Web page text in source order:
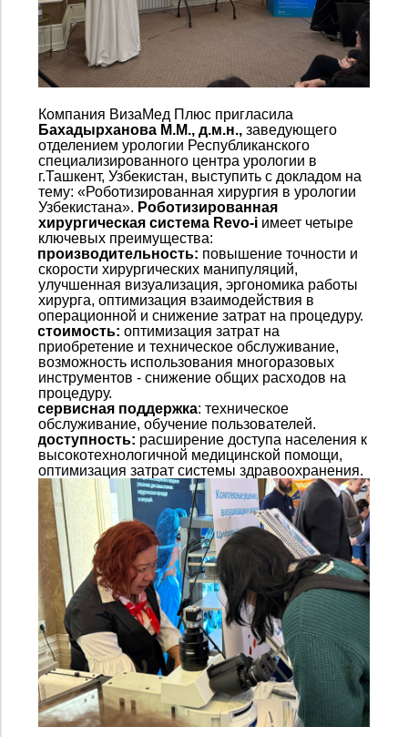
Компания ВизаМед Плюс пригласила
Бахадырханова М.М., д.м.н., заведующего
отделением урологии Республиканского
специализированного центра урологии в
г.Ташкент, Узбекистан, выступить с докладом на
тему: «Роботизированная хирургия в урологии
Узбекистана». Роботизированная
хирургическая система Revo-i имеет четыре
ключевых преимущества:
производительность: повышение точности и
скорости хирургических манипуляций,
улучшенная визуализация, эргономика работы
хирурга, оптимизация взаимодействия в
операционной и снижение затрат на процедуру.
стоимость: оптимизация затрат на
приобретение и техническое обслуживание,
возможность использования многоразовых
инструментов - снижение общих расходов на
процедуру.
сервисная поддержка: техническое
обслуживание, обучение пользователей.
доступность: расширение доступа населения к
высокотехнологичной медицинской помощи,
оптимизация затрат системы здравоохранения.